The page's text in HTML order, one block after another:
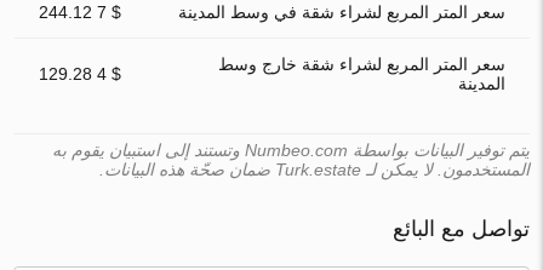
سعر المتر المربع لشراء شقة في وسط المدينة $ 7 244.12
سعر المتر المربع لشراء شقة خارج وسط
المدينة
$ 4 129.28
يتم توفير البيانات بواسطة Numbeo.com وتستند إلى استبيان يقوم به
المستخدمون. لا يمكن لـ Turk.estate ضمان صحّة هذه البيانات.
تواصل مع البائع